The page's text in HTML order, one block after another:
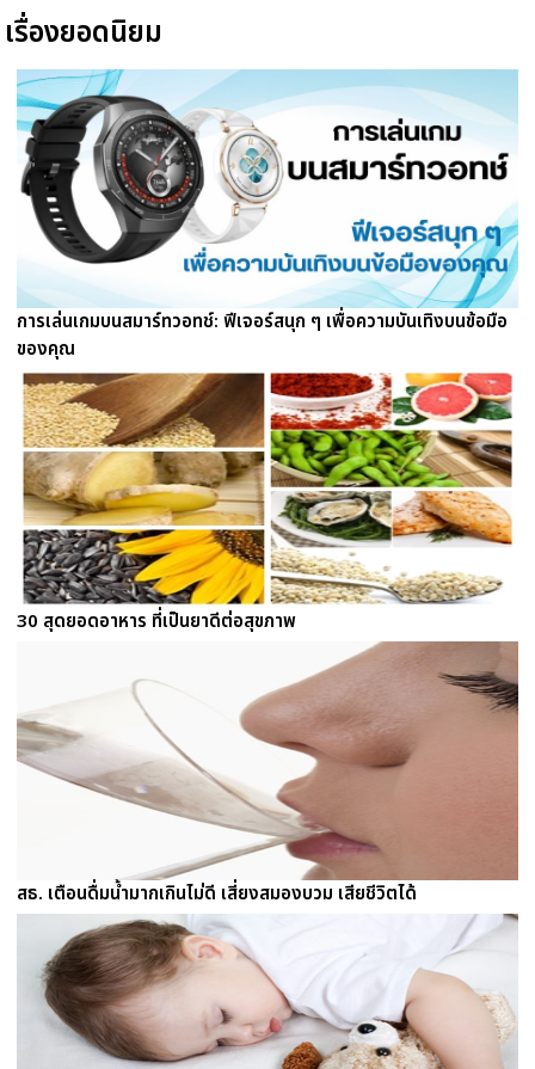
เรื่องยอดนิยม
การเล่นเกมบนสมาร์ทวอทช์: ฟีเจอร์สนุก ๆ เพื่อความบันเทิงบนข้อมือ
ของคุณ
30 สุดยอดอาหาร ที่เป็นยาดีต่อสุขภาพ
สธ. เตือนดื่มน้ำมากเกินไม่ดี เสี่ยงสมองบวม เสียชีวิตได้